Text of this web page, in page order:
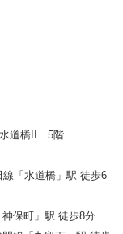
水道橋II 5階
「水道橋」駅 徒歩6
保町」駅 徒歩8分